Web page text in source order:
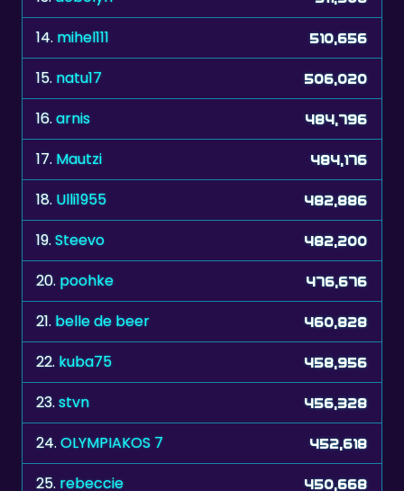
15. natu17 506,020
16. arnis 484,796
17. Mautzi 484,176
18. Ulli1955 482,886
19. Steevo 482,200
20.poohke 476,676
21. belle de beer 460,828
22.kuba75 458,956
23. stvn 456,328
24.OLYMPIAKOS 7 452,618
25. rebeccie 450,668
26. Mmoonbeam4 447,534